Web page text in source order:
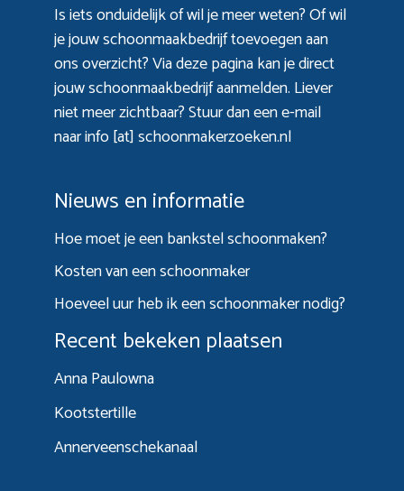
Is iets onduidelijk of wil je meer weten? Of wil
je jouw schoonmaakbedrijf toevoegen aan
ons overzicht? Viadeze paginakan je direct
jouw schoonmaakbedrijf aanmelden. Liever
niet meer zichtbaar? Stuur dan een e-mail
naar info [at] schoonmakerzoeken.nl
Nieuws en informatie
Hoe moet je een bankstel schoonmaken?
Kosten van een schoonmaker
Hoeveel uur heb ik een schoonmaker nodig?
Recent bekeken plaatsen
Anna Paulowna
Kootstertille
Annerveenschekanaal